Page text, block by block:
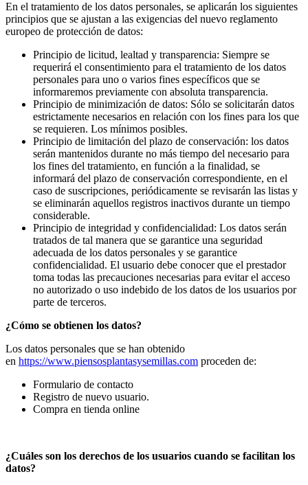
En el tratamiento de los datos personales, se aplicarán los siguientes
principios que se ajustan a las exigencias del nuevo reglamento
europeo de protección de datos:
Principio de licitud, lealtad y transparencia: Siempre se
requerirá el consentimiento para el tratamiento de los datos
personales para uno o varios fines específicos que se
informaremos previamente con absoluta transparencia.
Principio de minimización de datos: Sólo se solicitarán datos
estrictamente necesarios en relación con los fines para los que
se requieren. Los mínimos posibles.
Principio de limitación del plazo de conservación: los datos
serán mantenidos durante no más tiempo del necesario para
los fines del tratamiento, en función a la finalidad, se
informará del plazo de conservación correspondiente, en el
caso de suscripciones, periódicamente se revisarán las listas y
se eliminarán aquellos registros inactivos durante un tiempo
considerable.
Principio de integridad y confidencialidad: Los datos serán
tratados de tal manera que se garantice una seguridad
adecuada de los datos personales y se garantice
confidencialidad. El usuario debe conocer que el prestador
toma todas las precauciones necesarias para evitar el acceso
no autorizado o uso indebido de los datos de los usuarios por
parte de terceros.
¿Cómo se obtienen los datos?
Los datos personales que se han obtenido
en https://www.piensosplantasysemillas.com proceden de:
Formulario de contacto
Registro de nuevo usuario.
Compra en tienda online
¿Cuáles son los derechos de los usuarios cuando se facilitan los
datos?